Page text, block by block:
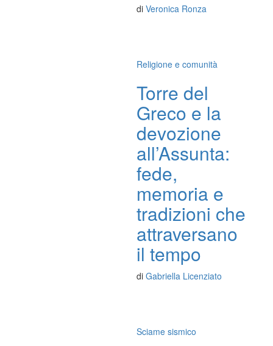
di Veronica Ronza
Religione e comunità
Torre del
Greco e la
devozione
all’Assunta:
fede,
memoria e
tradizioni che
attraversano
il tempo
di Gabriella Licenziato
Sciame sismico